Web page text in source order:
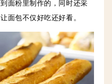
面粉里制作的，同时还采
面包不仅好吃还好看。